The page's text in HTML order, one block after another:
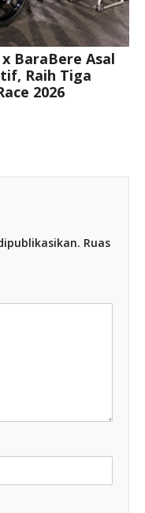
BaraBere Asal
Raih Tiga
2026
Ruas